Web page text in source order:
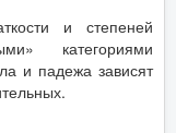
и степеней
категориями
и падежа зависят